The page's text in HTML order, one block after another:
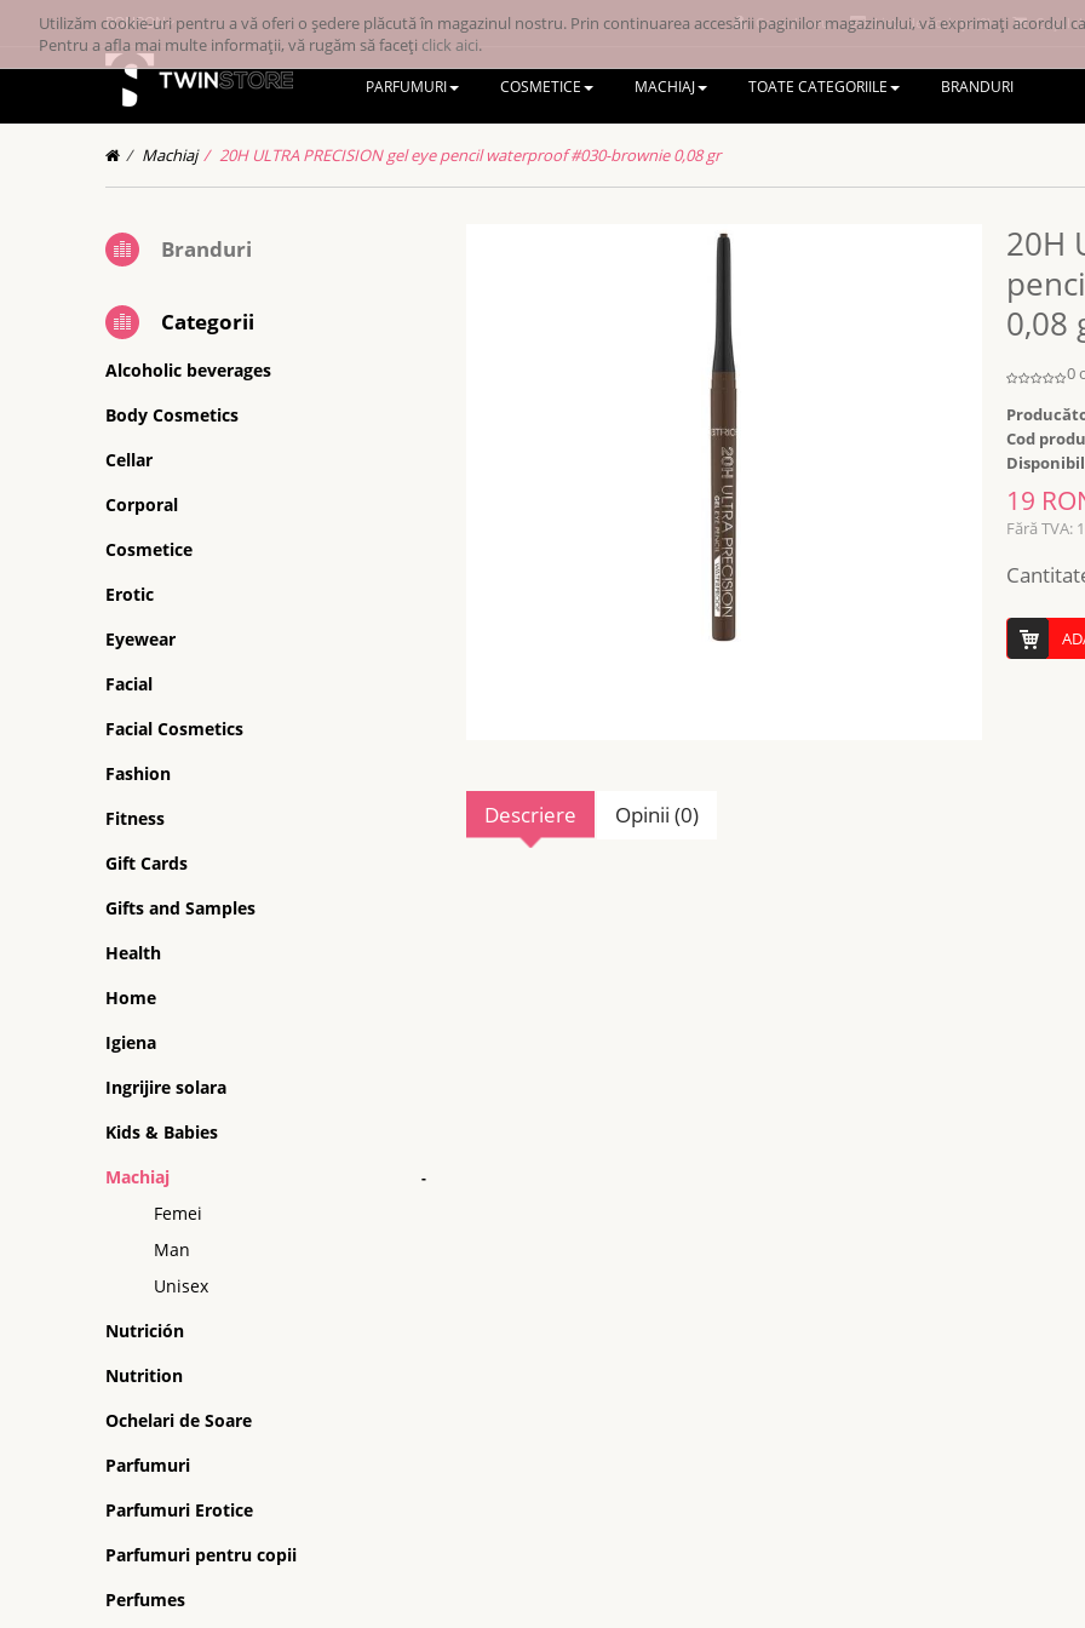
RONRON Contul meu Lista de dorințe (0) Coșul
PARFUMURI COSMETICE MACHIAJ TOATE CATEGORIILE BRANDURI
Machiaj 20H ULTRA PRECISION gel eye pencil waterproof #030-brownie 0,08 gr
Branduri
Categorii
Alcoholic beverages
Body Cosmetics
Cellar
Corporal
Cosmetice
Erotic
Eyewear
Facial
Facial Cosmetics
Fashion
Fitness
Gift Cards
Gifts and Samples
Health
Home
Igiena
Ingrijire solara
Kids & Babies
Machiaj
-
Femei
Man
Unisex
Nutrición
Nutrition
Ochelari de Soare
Parfumuri
Parfumuri Erotice
Parfumuri pentru copii
Perfumes
20H
0,08
0
Cod
19
Fără TVA:
Descriere Opinii (0)
Utilizăm cookie-uri pentru a vă oferi o ședere plăcută în magazinul nostru. Prin continuarea accesării paginilor magazinului, vă exprimați acordul
Pentru a afla mai multe informații, vă rugăm să faceți click aici.